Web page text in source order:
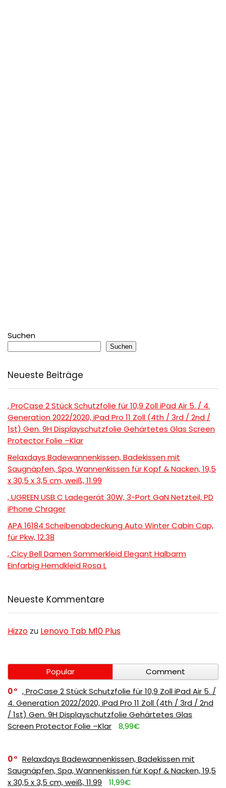
Suchen
Suchen
Neueste Beiträge
, ProCase 2 Stück Schutzfolie für 10,9 Zoll iPad Air 5. / 4.
Generation 2022/2020, iPad Pro 11 Zoll (4th / 3rd / 2nd /
1st) Gen. 9H Displayschutzfolie Gehärtetes Glas Screen
Protector Folie –Klar
Relaxdays Badewannenkissen, Badekissen mit
Saugnäpfen, Spa, Wannenkissen für Kopf & Nacken, 19,5
x 30,5 x 3,5 cm, weiß, 11.99
, UGREEN USB C Ladegerät 30W, 3-Port GaN Netzteil, PD
iPhone Chrager
APA 16184 Scheibenabdeckung Auto Winter Cabin Cap,
für Pkw, 12.38
, Cicy Bell Damen Sommerkleid Elegant Halbarm
Einfarbig Hemdkleid Rosa L
Neueste Kommentare
Hizzo zu Lenovo Tab M10 Plus
Popular
Comment
0
, ProCase 2 Stück Schutzfolie für 10,9 Zoll iPad Air 5. /
4. Generation 2022/2020, iPad Pro 11 Zoll (4th / 3rd / 2nd
/ 1st) Gen. 9H Displayschutzfolie Gehärtetes Glas
Screen Protector Folie –Klar
8,99€
0
Relaxdays Badewannenkissen, Badekissen mit
Saugnäpfen, Spa, Wannenkissen für Kopf & Nacken, 19,5
x 30,5 x 3,5 cm, weiß, 11.99
11,99€